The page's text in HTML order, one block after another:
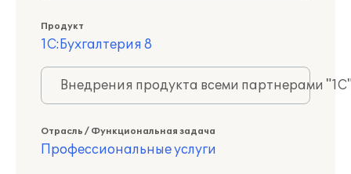
Продукт
1С:Бухгалтерия 8
Внедрения продукта всеми партнерами
Отрасль / Функциональная задача
Профессиональные услуги